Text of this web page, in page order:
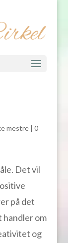
mestre| 0
Det vil
på det
handler om
og